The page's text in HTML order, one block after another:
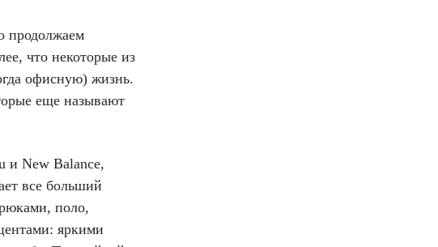
продолжаем
что некоторые из
офисную) жизнь.
еще называют
и New Balance,
все больший
поло,
яркими